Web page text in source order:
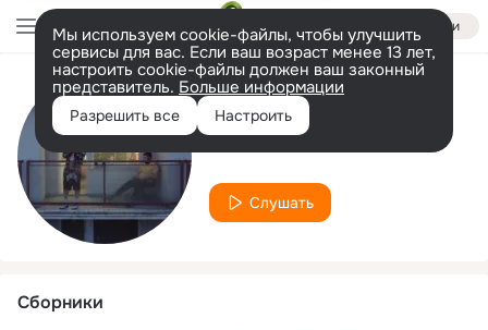
Войти
Мы используем cookie-файлы, чтобы улучшить
сервисы для вас. Если ваш возраст менее 13 лет,
настроить cookie-файлы должен ваш законный
представитель. Больше информации
Разрешить все Настроить
Исполнитель
Dolin
Слушать
Сборники